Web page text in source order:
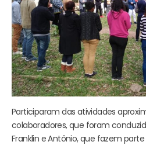
Participaram das atividades
colaboradores, que foram
Franklin e Antônio, que fazem parte